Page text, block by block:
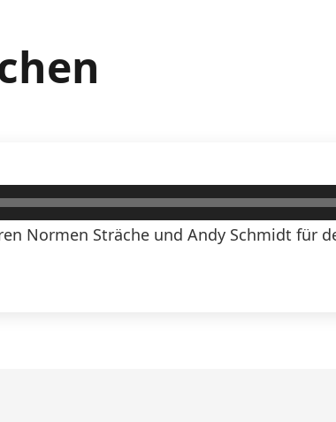
Normen Sträche und Andy Schmidt für